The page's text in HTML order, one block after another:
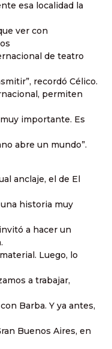
esa localidad la
ver con
de teatro
recordó Célico.
permiten
importante. Es
abre un mundo”.
anclaje, el de El
historia muy
a hacer un
Luego, lo
a trabajar,
Barba. Y ya antes,
Buenos Aires, en